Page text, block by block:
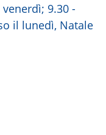
9.30 -
il lunedì, Natale